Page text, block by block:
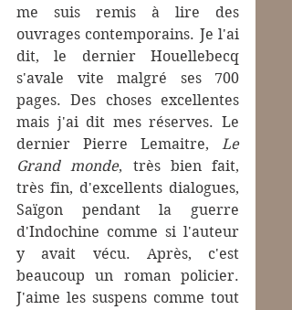
me suis remis à lire des
ouvrages contemporains. Je l'ai
dit, le dernier Houellebecq
s'avale vite malgré ses 700
pages. Des choses excellentes
mais j'ai dit mes réserves. Le
dernier Pierre Lemaitre, Le
Grand monde, très bien fait,
très fin, d'excellents dialogues,
Saïgon pendant la guerre
d'Indochine comme si l'auteur
y avait vécu. Après, c'est
beaucoup un roman policier.
J'aime les suspens comme tout